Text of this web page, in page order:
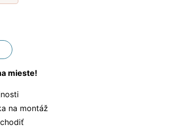
mieste!
na montáž